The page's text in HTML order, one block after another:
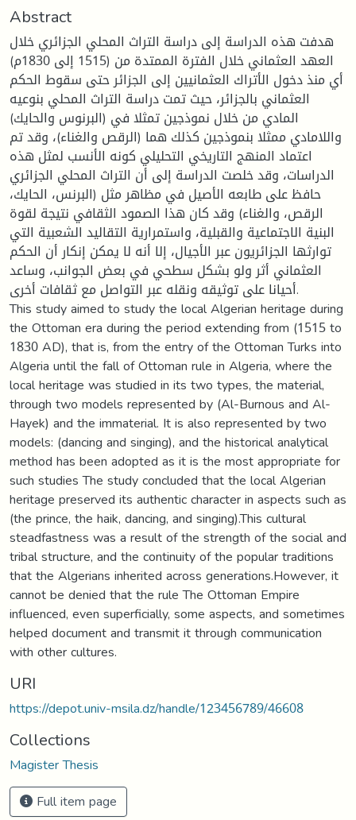
Abstract
هدفت هذه الدراسة إلى دراسة التراث المحلي الجزائري خلال
العهد العثماني خلال الفترة الممتدة من (1515 إلى 1830م)
أي منذ دخول الأتراك العثمانيين إلى الجزائر حتى سقوط الحكم
العثماني بالجزائر، حيث تمت دراسة التراث المحلي بنوعيه
المادي من خلال نموذجين تمثلا في (البرنوس والحايك)
واللامادي ممثلا بنموذجين كذلك هما (الرقص والغناء)، وقد تم
اعتماد المنهج التاريخي التحليلي كونه الأنسب لمثل هذه
الدراسات، وقد خلصت الدراسة إلى أن التراث المحلي الجزائري
حافظ على طابعه الأصيل في مظاهر مثل (البرنس، الحايك،
الرقص، والغناء) وقد كان هذا الصمود الثقافي نتيجة لقوة
البنية الاجتماعية والقبلية، واستمرارية التقاليد الشعبية التي
توارثها الجزائريون عبر الأجيال، إلا أنه لا يمكن إنكار أن الحكم
العثماني أثر ولو بشكل سطحي في بعض الجوانب، وساعد
أحيانا على توثيقه ونقله عبر التواصل مع ثقافات أخرى.
This study aimed to study the local Algerian heritage during
the Ottoman era during the period extending from (1515 to
1830 AD), that is, from the entry of the Ottoman Turks into
Algeria until the fall of Ottoman rule in Algeria, where the
local heritage was studied in its two types, the material,
through two models represented by (Al-Burnous and Al-
Hayek) and the immaterial. It is also represented by two
models: (dancing and singing), and the historical analytical
method has been adopted as it is the most appropriate for
such studies The study concluded that the local Algerian
heritage preserved its authentic character in aspects such as
(the prince, the haik, dancing, and singing).This cultural
steadfastness was a result of the strength of the social and
tribal structure, and the continuity of the popular traditions
that the Algerians inherited across generations.However, it
cannot be denied that the rule The Ottoman Empire
influenced, even superficially, some aspects, and sometimes
helped document and transmit it through communication
with other cultures.
URI
https://depot.univ-msila.dz/handle/123456789/46608
Collections
Magister Thesis
Full item page